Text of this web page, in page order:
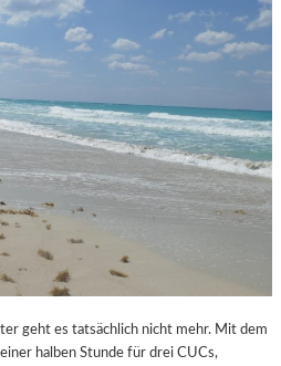
geht es tatsächlich nicht mehr. Mit dem
halben Stunde für drei CUCs,